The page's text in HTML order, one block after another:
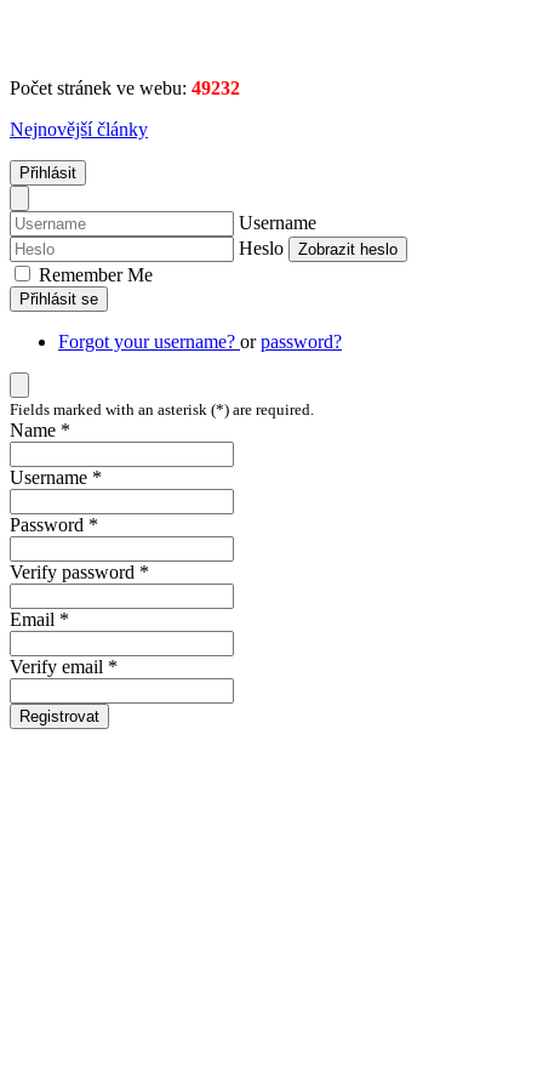
Počet stránek ve webu: 49232
Nejnovější články
Přihlásit
Username
Heslo
Zobrazit heslo
Remember Me
Přihlásit se
Forgot your username? orpassword?
Fields marked with an asterisk (*) are required.
Name *
Username *
Password *
Verify password *
Email *
Verify email *
Registrovat